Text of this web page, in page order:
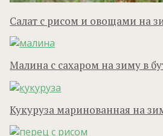
Салат с рисом и овощами на
Малина с сахаром на зиму в
Кукуруза маринованная на